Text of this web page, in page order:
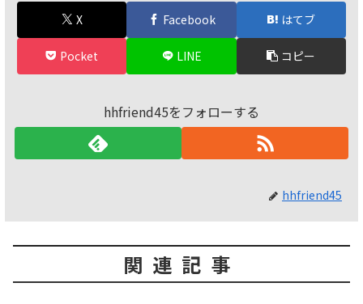
X Facebook はてブ
Pocket LINE コピー
hhfriend45をフォローする
hhfriend45
関連記事